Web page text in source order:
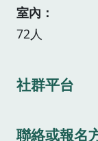
室內
72人
社群平台
聯絡或報名